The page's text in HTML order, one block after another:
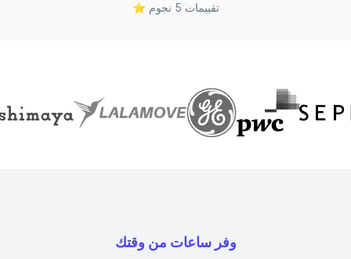
⭐
تقييمات 5 نجوم
وفر ساعات من وقتك